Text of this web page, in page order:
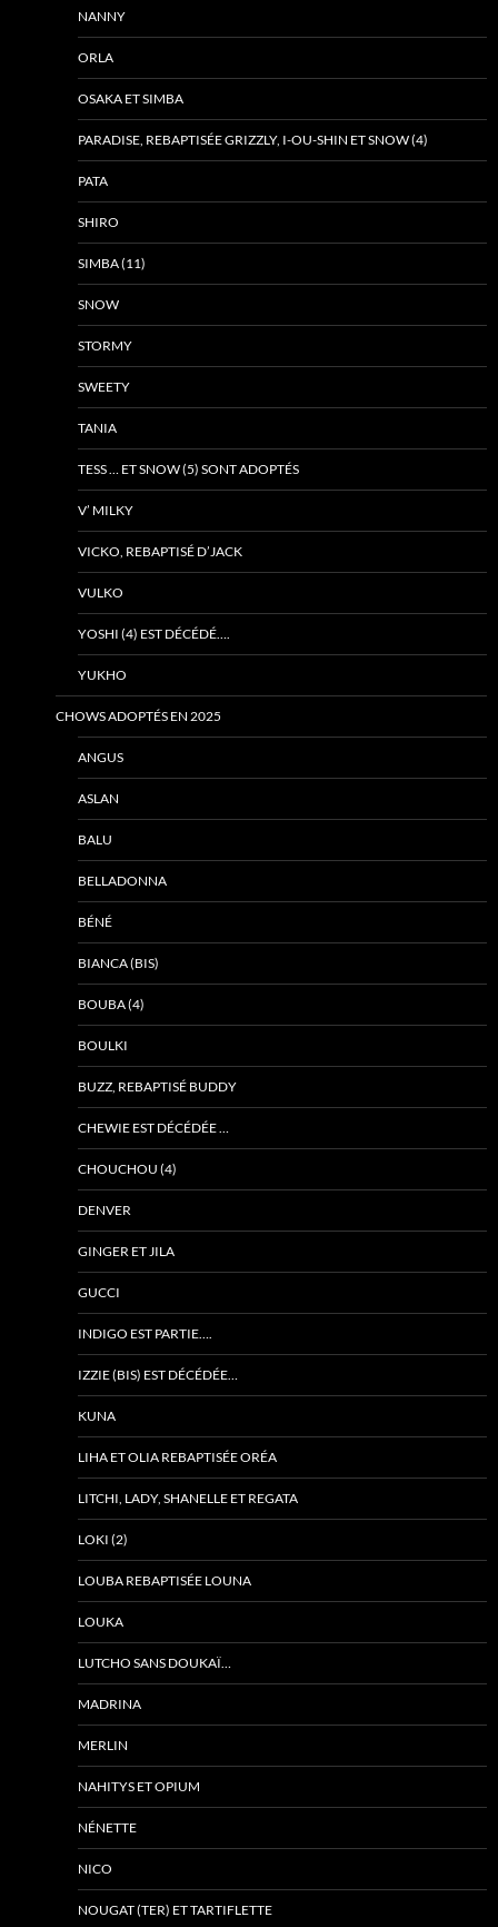
NANNY
ORLA
OSAKA ET SIMBA
PARADISE, REBAPTISÉE GRIZZLY, I-OU-SHIN ET SNOW (4)
PATA
SHIRO
SIMBA (11)
SNOW
STORMY
SWEETY
TANIA
TESS … ET SNOW (5) SONT ADOPTÉS
V’ MILKY
VICKO, REBAPTISÉ D’JACK
VULKO
YOSHI (4) EST DÉCÉDÉ….
YUKHO
CHOWS ADOPTÉS EN 2025
ANGUS
ASLAN
BALU
BELLADONNA
BÉNÉ
BIANCA (BIS)
BOUBA (4)
BOULKI
BUZZ, REBAPTISÉ BUDDY
CHEWIE EST DÉCÉDÉE …
CHOUCHOU (4)
DENVER
GINGER ET JILA
GUCCI
INDIGO EST PARTIE….
IZZIE (BIS) EST DÉCÉDÉE…
KUNA
LIHA ET OLIA REBAPTISÉE ORÉA
LITCHI, LADY, SHANELLE ET REGATA
LOKI (2)
LOUBA REBAPTISÉE LOUNA
LOUKA
LUTCHO SANS DOUKAÏ…
MADRINA
MERLIN
NAHITYS ET OPIUM
NÉNETTE
NICO
NOUGAT (TER) ET TARTIFLETTE